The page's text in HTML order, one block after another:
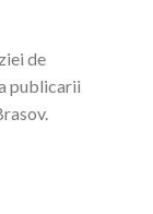
de
publicarii